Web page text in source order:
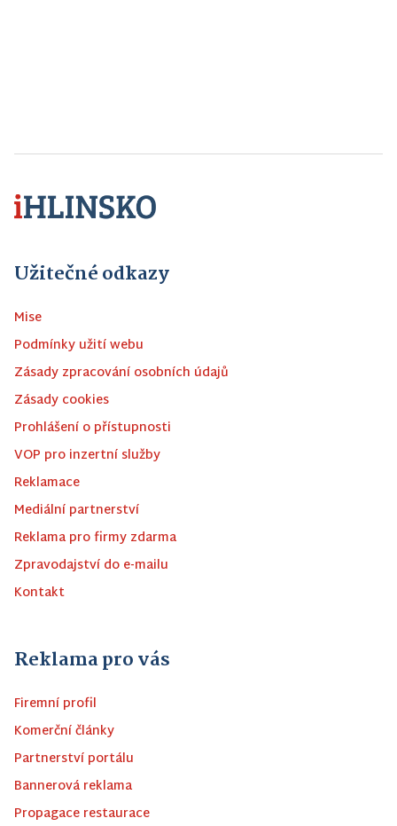
Užitečné odkazy
Mise
Podmínky užití webu
Zásady zpracování osobních údajů
Zásady cookies
Prohlášení o přístupnosti
VOP pro inzertní služby
Reklamace
Mediální partnerství
Reklama pro firmy zdarma
Zpravodajství do e-mailu
Kontakt
Reklama pro vás
Firemní profil
Komerční články
Partnerství portálu
Bannerová reklama
Propagace restaurace